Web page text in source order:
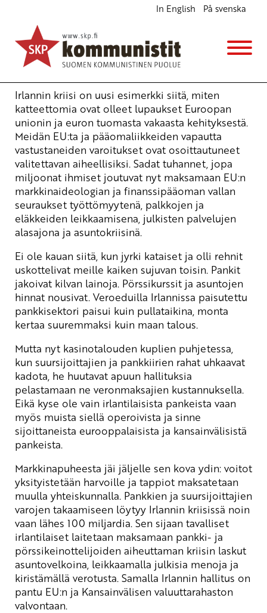
In English På svenska
Pankkiherrat laitettava maksamaan
aiheuttamansa kriisi
Ajankohtaista
10.12.2010 - 8:48
Yrjö Hakanen
Irlannin kriisi on uusi esimerkki siitä, miten
katteettomia ovat olleet lupaukset Euroopan
unionin ja euron tuomasta vakaasta kehityksestä.
Meidän EU:ta ja pääomaliikkeiden vapautta
vastustaneiden varoitukset ovat osoittautuneet
valitettavan aiheellisiksi. Sadat tuhannet, jopa
miljoonat ihmiset joutuvat nyt maksamaan EU:n
markkinaideologian ja finanssipääoman vallan
seuraukset työttömyytenä, palkkojen ja
eläkkeiden leikkaamisena, julkisten palvelujen
alasajona ja asuntokriisinä.
Ei ole kauan siitä, kun jyrki kataiset ja olli rehnit
uskottelivat meille kaiken sujuvan toisin. Pankit
jakoivat kilvan lainoja. Pörssikurssit ja asuntojen
hinnat nousivat. Veroeduilla Irlannissa paisutettu
pankkisektori paisui kuin pullataikina, monta
kertaa suuremmaksi kuin maan talous.
Mutta nyt kasinotalouden kuplien puhjetessa,
kun suursijoittajien ja pankkiirien rahat uhkaavat
kadota, he huutavat apuun hallituksia
pelastamaan ne veronmaksajien kustannuksella.
Eikä kyse ole vain irlantilaisista pankeista vaan
myös muista siellä operoivista ja sinne
sijoittaneista eurooppalaisista ja kansainvälisistä
pankeista.
Markkinapuheesta jäi jäljelle sen kova ydin: voitot
yksityistetään harvoille ja tappiot maksatetaan
muulla yhteiskunnalla. Pankkien ja suursijoittajien
varojen takaamiseen löytyy Irlannin kriisissä noin
vaan lähes 100 miljardia. Sen sijaan tavalliset
irlantilaiset laitetaan maksamaan pankki- ja
pörssikeinottelijoiden aiheuttaman kriisin laskut
asuntovelkoina, leikkaamalla julkisia menoja ja
kiristämällä verotusta. Samalla Irlannin hallitus on
pantu EU:n ja Kansainvälisen valuuttarahaston
valvontaan.